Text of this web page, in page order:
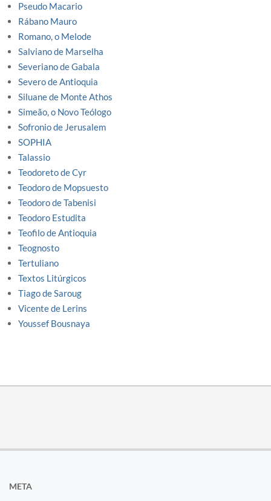
Pseudo Macario
Rábano Mauro
Romano, o Melode
Salviano de Marselha
Severiano de Gabala
Severo de Antioquia
Siluane de Monte Athos
Simeão, o Novo Teólogo
Sofronio de Jerusalem
SOPHIA
Talassio
Teodoreto de Cyr
Teodoro de Mopsuesto
Teodoro de Tabenisi
Teodoro Estudita
Teofilo de Antioquia
Teognosto
Tertuliano
Textos Litúrgicos
Tiago de Saroug
Vicente de Lerins
Youssef Bousnaya
META